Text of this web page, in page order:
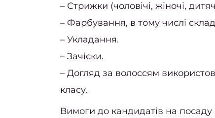
– Стрижки (чоловічі, жіночі,
– Фарбування, в тому числі
– Укладання.
– Зачіски.
– Догляд за волоссям
класу.
Вимоги до кандидатів на посаду